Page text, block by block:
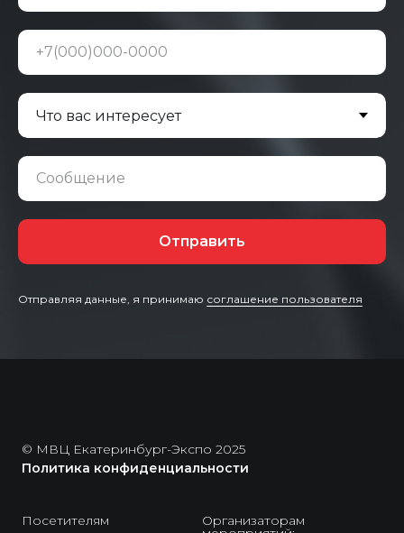
+7(000)000-0000
Сообщение
Отправить
Отправляя данные, я принимаю соглашение пользователя
© МВЦ Екатеринбург-Экспо 2025
Политика конфиденциальности
Посетителям Организаторам